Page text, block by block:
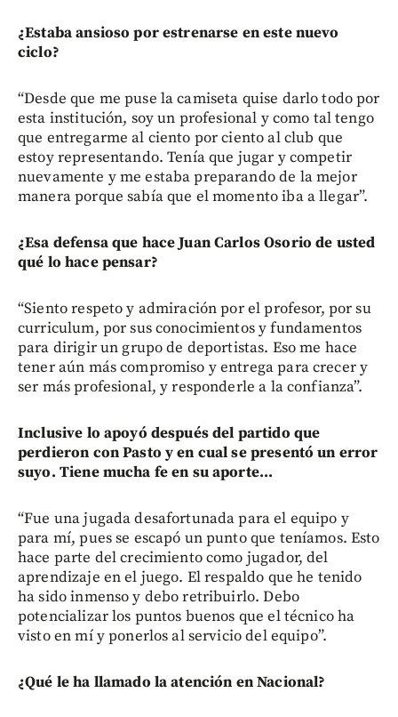
¿Estaba ansioso por estrenarse en este nuevo
ciclo?
“Desde que me puse la camiseta quise darlo todo por
esta institución, soy un profesional y como tal tengo
que entregarme al ciento por ciento al club que
estoy representando. Tenía que jugar y competir
nuevamente y me estaba preparando de la mejor
manera porque sabía que el momento iba a llegar”.
¿Esa defensa que hace Juan Carlos Osorio de usted
qué lo hace pensar?
“Siento respeto y admiración por el profesor, por su
curriculum, por sus conocimientos y fundamentos
para dirigir un grupo de deportistas. Eso me hace
tener aún más compromiso y entrega para crecer y
ser más profesional, y responderle a la confianza”.
Inclusive lo apoyó después del partido que
perdieron con Pasto y en cual se presentó un error
suyo. Tiene mucha fe en su aporte...
“Fue una jugada desafortunada para el equipo y
para mí, pues se escapó un punto que teníamos. Esto
hace parte del crecimiento como jugador, del
aprendizaje en el juego. El respaldo que he tenido
ha sido inmenso y debo retribuirlo. Debo
potencializar los puntos buenos que el técnico ha
visto en mí y ponerlos al servicio del equipo”.
¿Qué le ha llamado la atención en Nacional?